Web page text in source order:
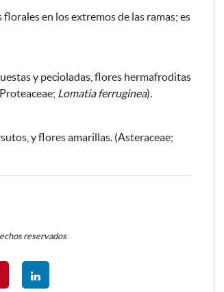
en los extremos de las ramas; es
y pecioladas, flores hermafroditas
Lomatia ferruginea).
y flores amarillas. (Asteraceae;
reservados